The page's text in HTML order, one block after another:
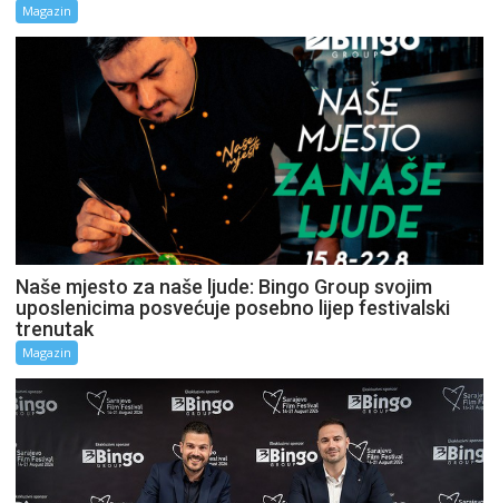
Magazin
Naše mjesto za naše ljude: Bingo Group svojim
uposlenicima posvećuje posebno lijep festivalski
trenutak
Magazin